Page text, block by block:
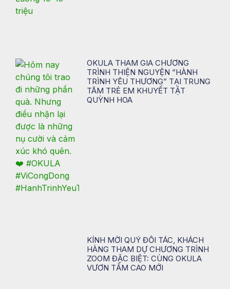
OKULA THAM GIA CHƯƠNG
TRÌNH THIỆN NGUYỆN “HÀNH
TRÌNH YÊU THƯƠNG” TẠI TRUNG
TÂM TRẺ EM KHUYẾT TẬT
QUỲNH HOA
KÍNH MỜI QUÝ ĐỐI TÁC, KHÁCH
HÀNG THAM DỰ CHƯƠNG TRÌNH
ZOOM ĐẶC BIỆT: CÙNG OKULA
VƯƠN TẦM CAO MỚI